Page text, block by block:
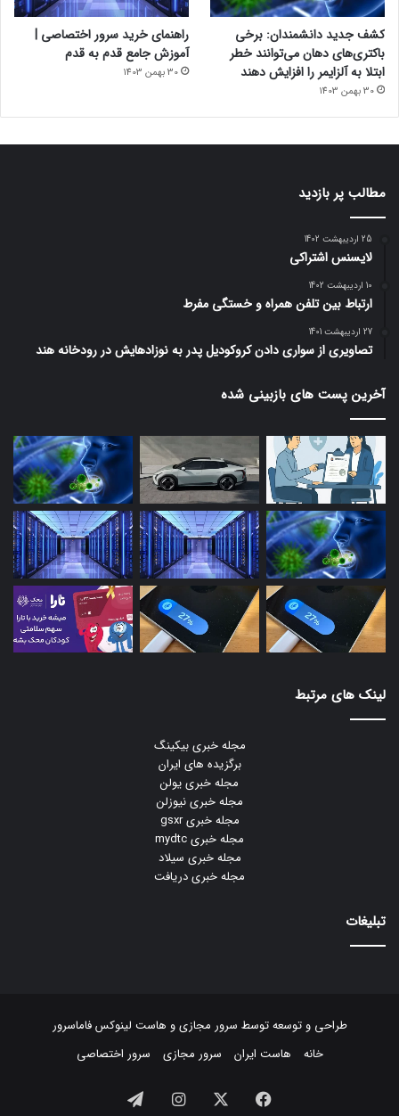
کشف جدید دانشمندان: برخی
باکتری‌های دهان می‌توانند خطر
ابتلا به آلزایمر را افزایش دهند
30 بهمن 1403
راهنمای خرید سرور اختصاصی |
آموزش جامع قدم به قدم
30 بهمن 1403
مطالب پر بازدید
25 اردیبهشت 1402
لایسنس اشتراکی
10 اردیبهشت 1402
ارتباط بین تلفن همراه و خستگی مفرط
27 اردیبهشت 1401
تصاویری از سواری دادن کروکودیل پدر به نوزادهایش در رودخانه هند
آخرین پست های بازبینی شده
لینک های مرتبط
مجله خبری بیکینگ
برگزیده های ایران
مجله خبری یولن
مجله خبری نیوزلن
مجله خبری gsxr
مجله خبری mydtc
مجله خبری سیلاد
مجله خبری دریافت
تبلیغات
طراحی و توسعه توسط سرور مجازیو هاست لینوکسفاماسرور
خانه
هاست ایران سرور مجازی سرور اختصاصی
فیسبوک ایکس اینستاگرام